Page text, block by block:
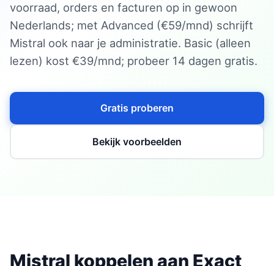
voorraad, orders en facturen op in gewoon
Nederlands; met Advanced (€59/mnd) schrijft
Mistral ook naar je administratie. Basic (alleen
lezen) kost €39/mnd; probeer 14 dagen gratis.
Gratis proberen
Bekijk voorbeelden
Mistral koppelen aan Exact